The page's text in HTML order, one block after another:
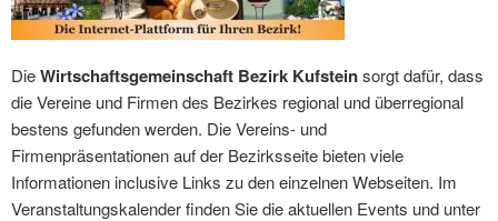
DieWirtschaftsgemeinschaft Bezirk Kufsteinsorgt dafür, dass
die Vereine und Firmen des Bezirkes regional und überregional
bestens gefunden werden. Die Vereins- und
Firmenpräsentationen auf der Bezirksseite bieten viele
Informationen inclusive Links zu den einzelnen Webseiten. Im
Veranstaltungskalender finden Sie die aktuellen Events und unter